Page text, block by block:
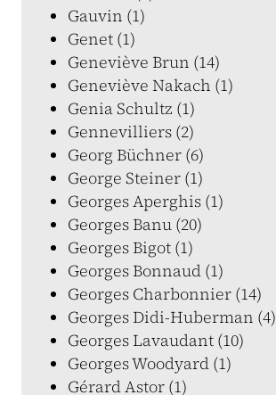
Gauvin (1)
Genet (1)
Geneviève Brun (14)
Geneviève Nakach (1)
Genia Schultz (1)
Gennevilliers (2)
Georg Büchner (6)
George Steiner (1)
Georges Aperghis (1)
Georges Banu (20)
Georges Bigot (1)
Georges Bonnaud (1)
Georges Charbonnier (14)
Georges Didi-Huberman (4)
Georges Lavaudant (10)
Georges Woodyard (1)
Gérard Astor (1)